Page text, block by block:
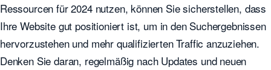
Ressourcen für 2024 nutzen, können Sie sicherstellen, dass
Ihre Website gut positioniert ist, um in den Suchergebnissen
hervorzustehen und mehr qualifizierten Traffic anzuziehen.
Denken Sie daran, regelmäßig nach Updates und neuen